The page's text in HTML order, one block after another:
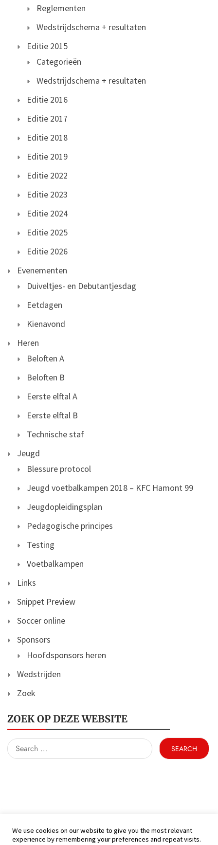
Reglementen
Wedstrijdschema + resultaten
Editie 2015
Categorieën
Wedstrijdschema + resultaten
Editie 2016
Editie 2017
Editie 2018
Editie 2019
Editie 2022
Editie 2023
Editie 2024
Editie 2025
Editie 2026
Evenementen
Duiveltjes- en Debutantjesdag
Eetdagen
Kienavond
Heren
Beloften A
Beloften B
Eerste elftal A
Eerste elftal B
Technische staf
Jeugd
Blessure protocol
Jeugd voetbalkampen 2018 – KFC Hamont 99
Jeugdopleidingsplan
Pedagogische principes
Testing
Voetbalkampen
Links
Snippet Preview
Soccer online
Sponsors
Hoofdsponsors heren
Wedstrijden
Zoek
ZOEK OP DEZE WEBSITE
Search
for:
We use cookies on our website to give you the most relevant
experience by remembering your preferences and repeat visits.